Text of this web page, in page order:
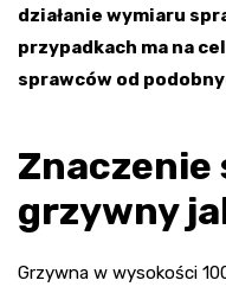
działanie wymiaru
przypadkach ma na
sprawców od
Znaczenie
grzywny
Grzywna w wysokości